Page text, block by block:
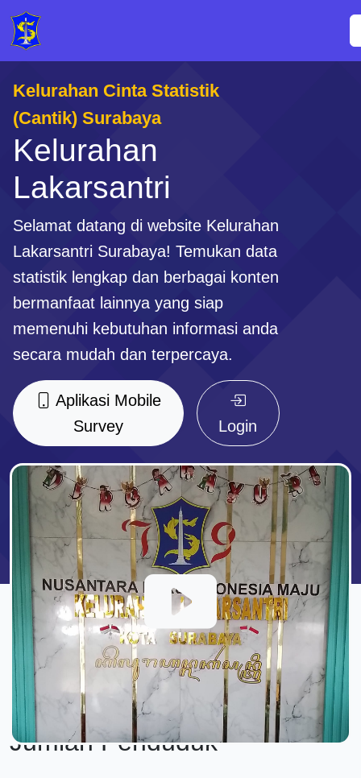
Kelurahan Cinta Statistik
(Cantik) Surabaya
Kelurahan
Lakarsantri
Selamat datang di website Kelurahan
Lakarsantri Surabaya! Temukan data
statistik lengkap dan berbagai konten
bermanfaat lainnya yang siap
memenuhi kebutuhan informasi anda
secara mudah dan terpercaya.
Aplikasi Mobile
Survey
Login
Jumlah Penduduk